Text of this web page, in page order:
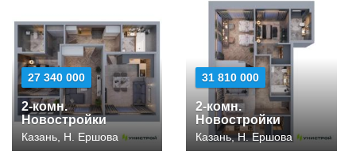
27 340 000
2-комн.
Новостройки
Казань, Н. Ершова
31 810 000
2-комн.
Новостройки
Казань, Н. Ершова